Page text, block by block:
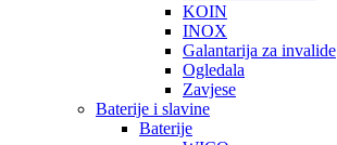
KOIN
INOX
Galantarija za invalide
Ogledala
Zavjese
Baterije i slavine
Baterije